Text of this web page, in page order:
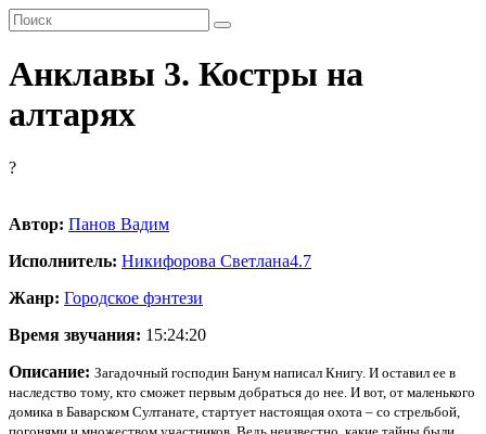
Анклавы 3. Костры на
алтарях
?
Автор: Панов Вадим
Исполнитель: Никифорова Светлана4.7
Жанр: Городское фэнтези
Время звучания: 15:24:20
Описание: Загадочный господин Банум написал Книгу. И оставил ее в
наследство тому, кто сможет первым добраться до нее. И вот, от маленького
домика в Баварском Султанате, стартует настоящая охота – со стрельбой,